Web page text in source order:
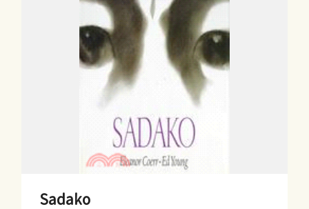
Sadako